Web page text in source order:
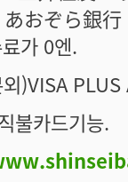
おぞら銀
가 0엔.
)VISA
불카드기능.